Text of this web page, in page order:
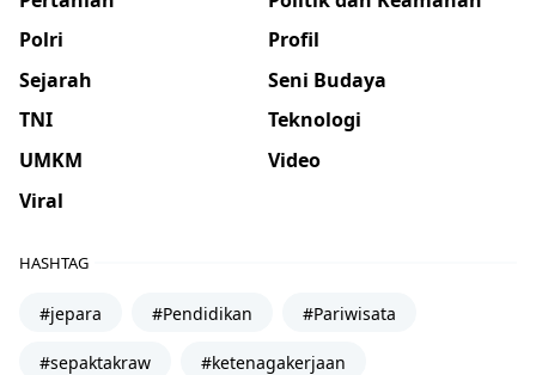
Polri
Profil
Sejarah
Seni Budaya
TNI
Teknologi
UMKM
Video
Viral
HASHTAG
#jepara #Pendidikan #Pariwisata
#sepaktakraw #ketenagakerjaan